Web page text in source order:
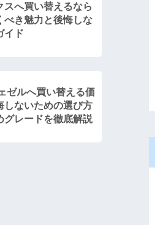
スへ買い替えるなら
べき魅力と後悔しな
イド
ゼルへ買い替える価
しないための選び方
グレードを徹底解説